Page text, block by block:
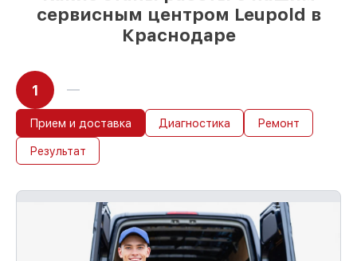
сервисным центром Leupold в
Краснодаре
1
Прием и доставка Диагностика Ремонт
Результат